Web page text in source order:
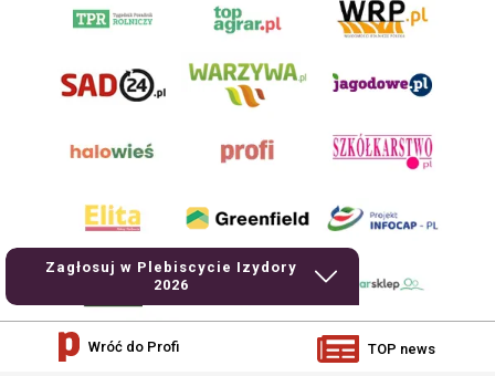
Zagłosuj w Plebiscycie Izydory
2026
Wróć do Profi TOP news